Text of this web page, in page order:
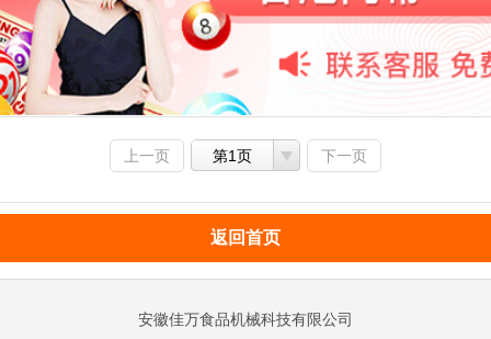
上一页 第1页 下一页
返回首页
安徽佳万食品机械科技有限公司